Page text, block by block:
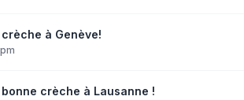
à Genève!
crèche à Lausanne !